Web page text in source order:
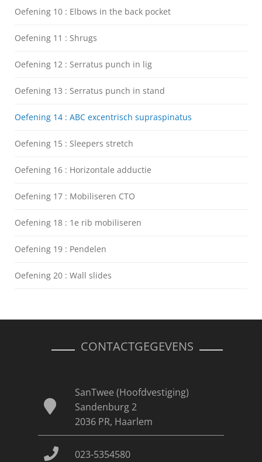
Oefening 10 : Elbows in the back pocket
Oefening 11 : Shrugs
Oefening 12 : Serratus punch in lig
Oefening 13 : Serratus punch in stand
Oefening 14 : ABC excentrisch supraspinatus
Oefening 15 : Sleepers stretch
Oefening 16 : Horizontale adductie
Oefening 17 : Mobiliseren CTO
Oefening 18 : 1e rib mobiliseren
Oefening 19 : Pendelen
Oefening 20 : Wall slides
CONTACTGEGEVENS
SanTwee (Hoofdvestiging)
Sandenburg 2
2036 PR, Haarlem
023-5354580